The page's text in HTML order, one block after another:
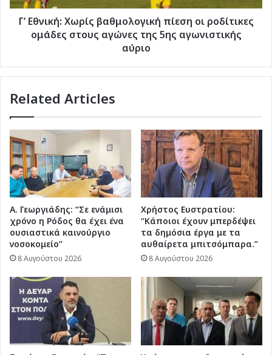
στους
αγώνες
αύριο
Γ’ Εθνική: Χωρίς βαθμολογική πίεση οι ροδίτικες
ομάδες στους αγώνες της 5ης αγωνιστικής
αύριο
Related Articles
Α. Γεωργιάδης: “Σε ενάμισι
χρόνο η Ρόδος θα έχει ένα
ουσιαστικά καινούργιο
νοσοκομείο”
8 Αυγούστου 2026
Χρήστος Ευστρατίου:
“Κάποιοι έχουν μπερδέψει
τα δημόσια έργα με τα
αυθαίρετα μπιτσόμπαρα.”
8 Αυγούστου 2026